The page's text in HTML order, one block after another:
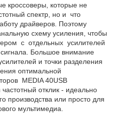
кроссоверы, которые не
спектр, но и что
драйверов. Поэтому
схему усиления, чтобы
с отдельных усилителей
Большое внимание
и точки разделения
оптимальной
MEDIA 40USB
отклик - идеально
производства или просто для
мультимедиа.